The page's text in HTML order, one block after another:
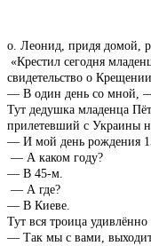
о. Леонид, придя домой,
«Крестил сегодня
свидетельство о
— В один день со мной,
Тут дедушка младенца
прилетевший с Украины
— И мой день рождения
— А каком году?
— В 45-м.
— А где?
— В Киеве.
Тут вся троица
— Так мы с вами,